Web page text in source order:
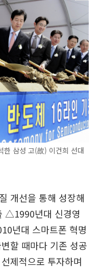
삼성 고(故) 이건희 선대
개선을 통해 성장해
△1990년대 신경영
년대 스마트폰 혁명
할 때마다 기존 성공
제적으로 투자하며